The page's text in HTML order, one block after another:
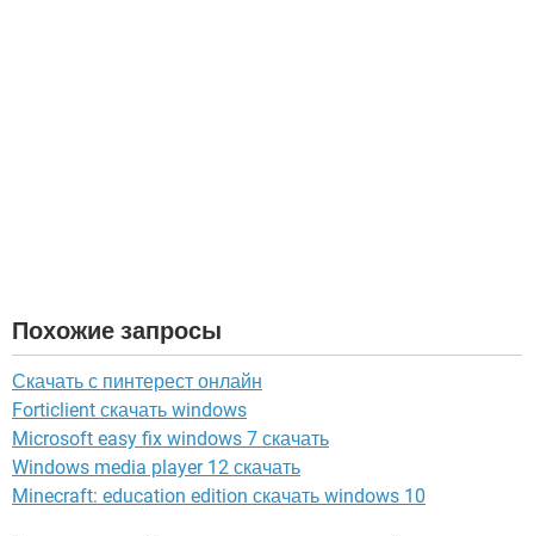
Похожие запросы
Скачать с пинтерест онлайн
Forticlient скачать windows
Microsoft easy fix windows 7 скачать
Windows media player 12 скачать
Minecraft: education edition скачать windows 10